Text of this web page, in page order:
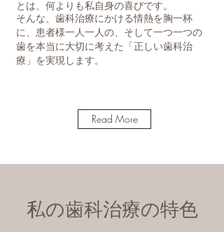
とは、何よりも私自身の喜びです。
そんな、歯科治療にかける情熱を胸一杯
に、 患者様一人一人の、そして一つ一つの
歯を本当に大切に考えた「正しい歯科治
療」を実現します。
Read More
私の歯科治療の特色